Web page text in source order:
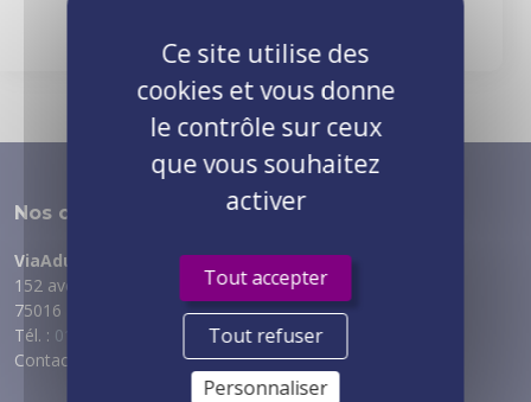
Nos coordonnées
ViaAduc
152 avenue de Malakoff
75016 PARIS
Tél. : 01 89 53 69 70
Contact :
via notre formulaire
Ce site utilise des
cookies et vous donne
le contrôle sur ceux
que vous souhaitez
activer
Tout accepter
Tout refuser
Personnaliser